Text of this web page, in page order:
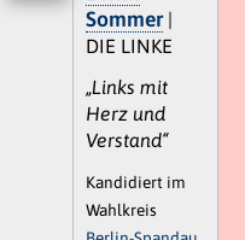
Sommer|
DIE LINKE
„Links mit
Herz und
Verstand“
Kandidiert im
Wahlkreis